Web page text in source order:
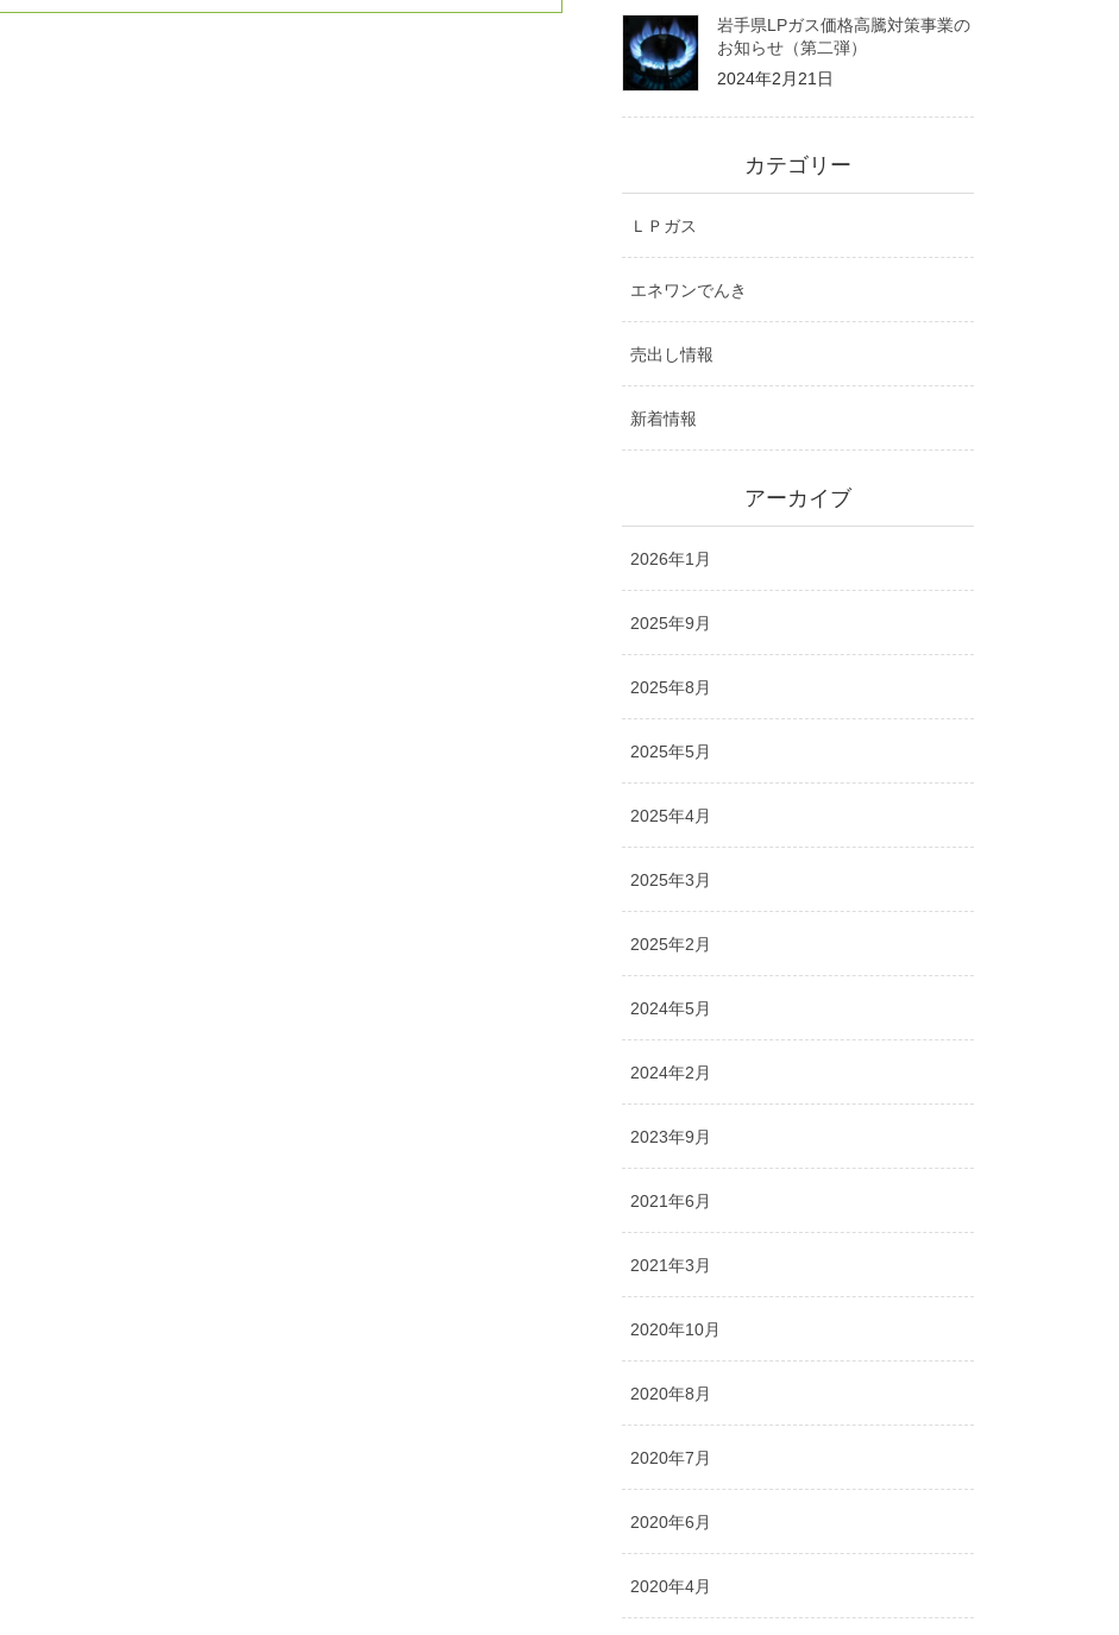
岩手県LPガス価格高騰対策事業の
お知らせ（第二弾）
2024年2月21日
カテゴリー
ＬＰガス
エネワンでんき
売出し情報
新着情報
アーカイブ
2026年1月
2025年9月
2025年8月
2025年5月
2025年4月
2025年3月
2025年2月
2024年5月
2024年2月
2023年9月
2021年6月
2021年3月
2020年10月
2020年8月
2020年7月
2020年6月
2020年4月